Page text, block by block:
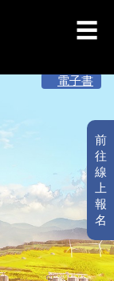
前
往
線
上
報
名
電子書